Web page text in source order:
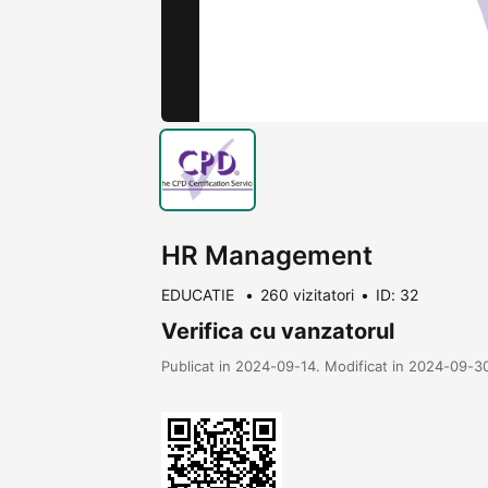
HR Management
EDUCATIE 260 vizitatori ID: 32
Verifica cu vanzatorul
Publicat in 2024-09-14. Modificat in 2024-09-